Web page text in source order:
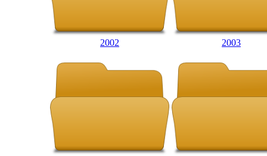
2002 2003